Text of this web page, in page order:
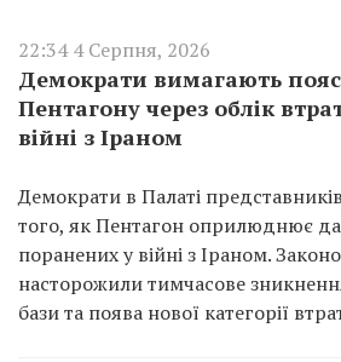
22:34 4 Серпня, 2026
Демократи вимагають
Пентагону через облік
війні з Іраном
Демократи в Палаті
того, як Пентагон оприлюднює
поранених у війні з Іраном.
насторожили тимчасове
бази та поява нової категорії